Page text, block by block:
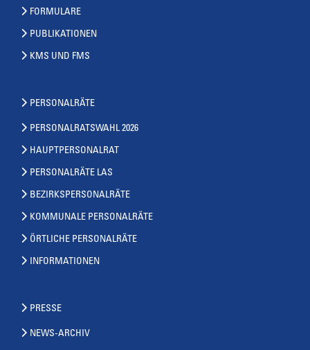
FORMULARE
PUBLIKATIONEN
KMS UND FMS
PERSONALRÄTE
PERSONALRATSWAHL 2026
HAUPTPERSONALRAT
PERSONALRÄTE LAS
BEZIRKSPERSONALRÄTE
KOMMUNALE PERSONALRÄTE
ÖRTLICHE PERSONALRÄTE
INFORMATIONEN
PRESSE
NEWS-ARCHIV